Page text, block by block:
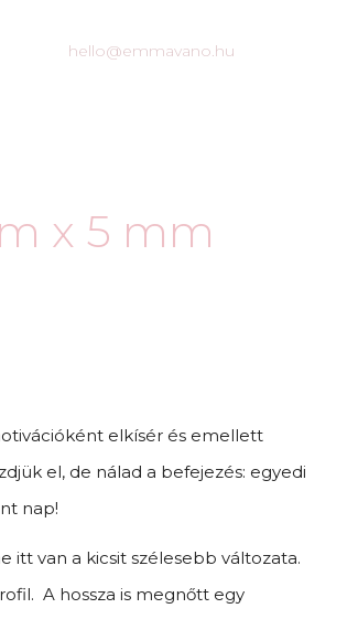
hello@emmavano.hu
x 5 mm
elkísér és emellett
el, de nálad a befejezés: egyedi
nap!
itt van a kicsit szélesebb változata.
A hossza is megnőtt egy